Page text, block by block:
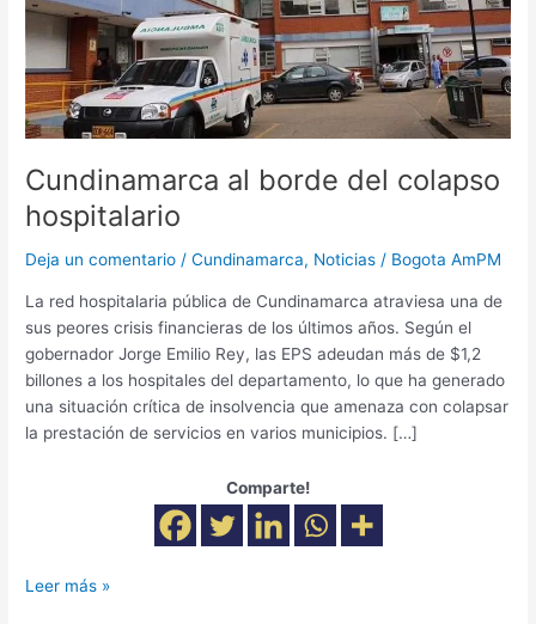
Cundinamarca al borde del colapso
hospitalario
Deja un comentario /Cundinamarca, Noticias / Bogota AmPM
La red hospitalaria pública de Cundinamarca atraviesa una de
sus peores crisis financieras de los últimos años. Según el
gobernador Jorge Emilio Rey, las EPS adeudan más de $1,2
billones a los hospitales del departamento, lo que ha generado
una situación crítica de insolvencia que amenaza con colapsar
la prestación de servicios en varios municipios. […]
Comparte!
del
colapso
hospitalario
Leer más »